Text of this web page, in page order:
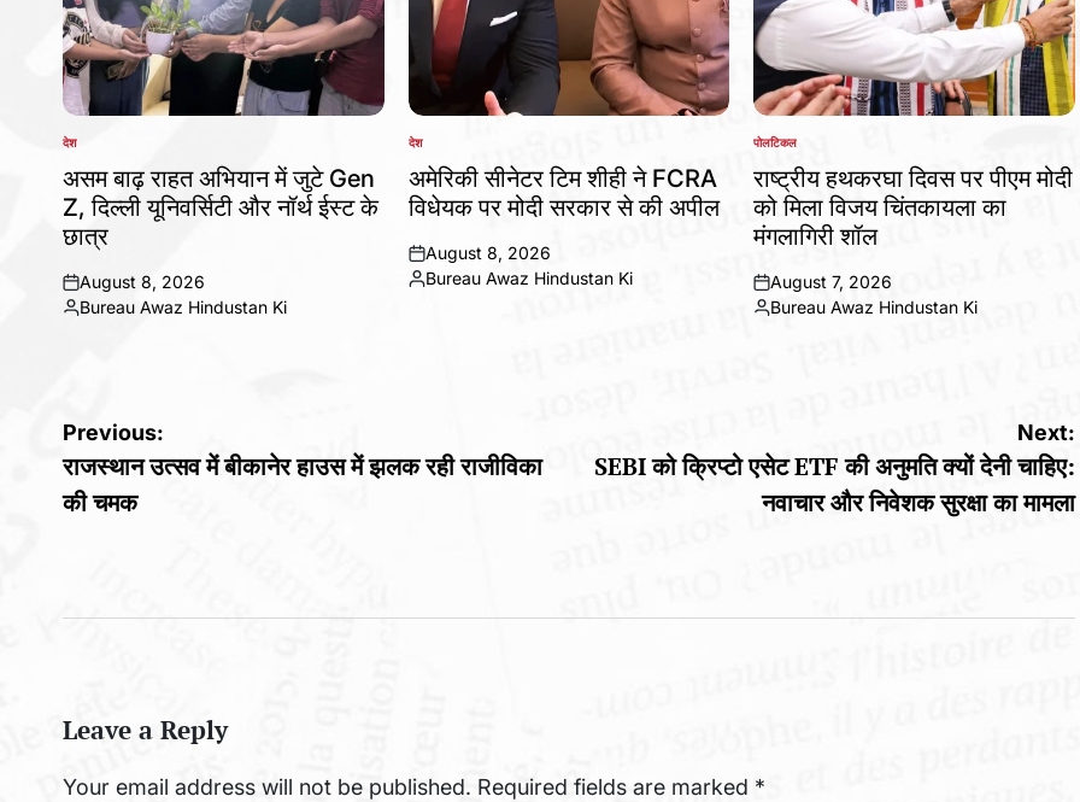
POSTED
देश
असम बाढ़ राहत अभियान में जुटे Gen
Z, दिल्ली यूनिवर्सिटी और नॉर्थ ईस्ट के
छात्र
on
August 8, 2026
Posted
Bureau Awaz Hindustan Ki
POSTED
देश
अमेरिकी सीनेटर टिम शीही ने FCRA
विधेयक पर मोदी सरकार से की अपील
on
August 8, 2026
Posted
Bureau Awaz Hindustan Ki
POSTED
पोलटिकल
राष्ट्रीय हथकरघा दिवस पर पीएम मोदी
को मिला विजय चिंतकायला का
मंगलागिरी शॉल
on
August 7, 2026
Posted
Bureau Awaz Hindustan Ki
Post
navigation
Previous:
राजस्थान उत्सव में बीकानेर हाउस में झलक रही राजीविका
की चमक
Next:
SEBI को क्रिप्टो एसेट ETF की अनुमति क्यों देनी चाहिए:
नवाचार और निवेशक सुरक्षा का मामला
Leave a Reply
Your email address will not be published. Required fields are marked *